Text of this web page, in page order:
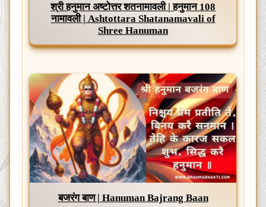
श्री हनुमान अष्टोत्तर शतनामावली | हनुमान 108
नामावली | Ashtottara Shatanamavali of
Shree Hanuman
बजरंग बाण | Hanuman Bajrang Baan